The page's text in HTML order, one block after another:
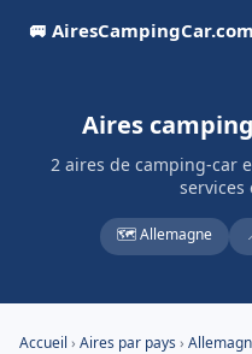
🚐 AiresCampingCar.com
Aires
2 aires de camping-car
services
🗺️ Allemagne
Accueil › Aires par pays›